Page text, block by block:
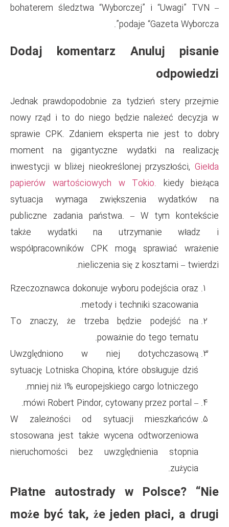
bohaterem śledztwa
Dodaj komentarz
Jednak prawdopodobnie za
nowy rząd i to do niego
sprawie CPK. Zdaniem
moment na gigantyczne
inwestycji w bliżej
papierów wartościowych w
sytuacja wymaga
publiczne zadania
także wydatki na
współpracowników CPK
nieliczenia
Rzeczoznawca dokonuje
metody i
To znaczy, że trzeba
Uwzględniono w niej
sytuację Lotniska Chopina,
mniej niż 1%
W zależności od sytuacji
stosowana jest także
nieruchomości bez
Płatne autostrady
może być tak, że